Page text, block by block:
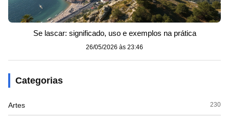
Se lascar: significado, uso e exemplos na prática
26/05/2026 às 23:46
Categorias
Artes 230